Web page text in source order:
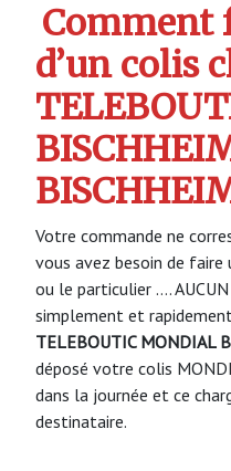
Comment
d’un colis
Votre commande ne
vous avez besoin de
ou le particulier ….
simplement et
TELEBOUTIC MONDIAL
déposé votre colis
dans la journée et ce
destinataire.